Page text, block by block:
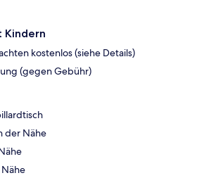
Kindern
kostenlos (siehe Details)
(gegen Gebühr)
der Nähe